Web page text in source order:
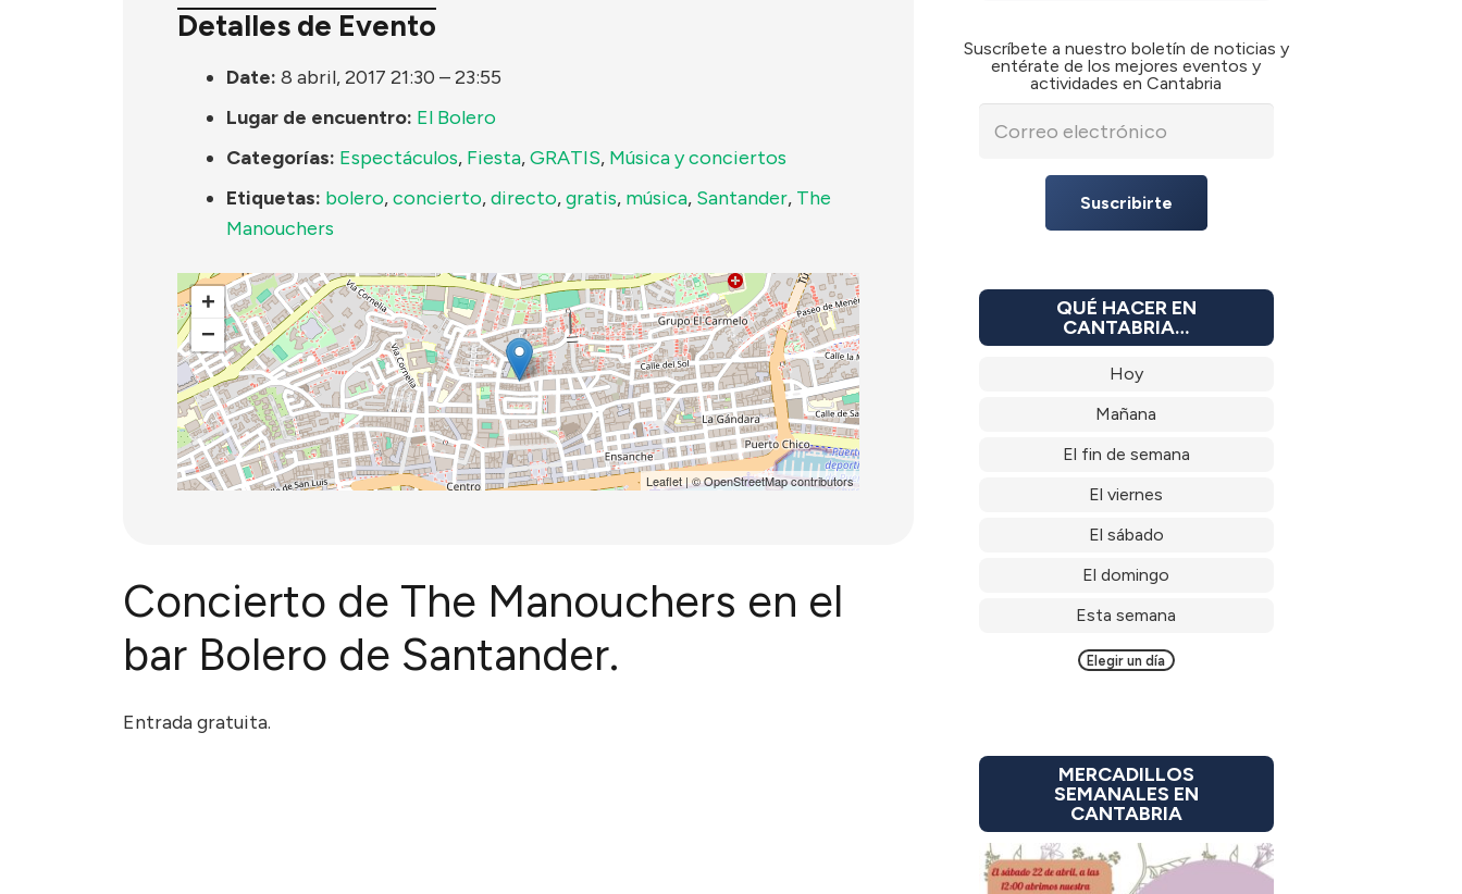
Detalles de Evento
Date: 8 abril, 2017 21:30 –23:55
Lugar de encuentro: El Bolero
Categorías: Espectáculos, Fiesta,GRATIS, Música y conciertos
Etiquetas: bolero,concierto,directo,gratis, música, Santander, The
Manouchers
+
−
Leaflet| ©OpenStreetMapcontributors
Concierto de The Manouchers en el
bar Bolero de Santander.
Entrada gratuita.
Suscríbete a nuestro boletín de noticias y
entérate de los mejores eventos y
actividades en Cantabria
Suscribirte
QUÉ HACER EN
CANTABRIA…
Hoy
Mañana
El fin de semana
El viernes
El sábado
El domingo
Esta semana
Elegir un día
MERCADILLOS
SEMANALES EN
CANTABRIA